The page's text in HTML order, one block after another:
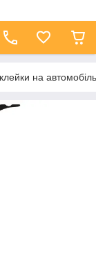
на автомобіль